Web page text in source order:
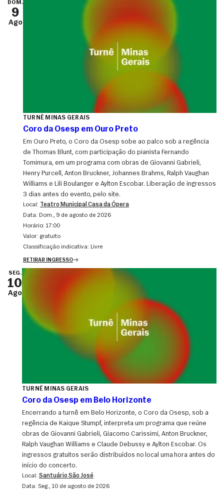
DOM.
9
Ago
TURNÊ MINAS GERAIS
Coro da Osesp em Ouro Preto
Em Ouro Preto, o Coro da Osesp sobe ao palco sob a regência
de Thomas Blunt, com participação do pianista Fernando
Tomimura, em um programa com obras de Giovanni Gabrieli,
Henry Purcell, Anton Bruckner, Johannes Brahms, Ralph Vaughan
Williams e Lili Boulanger e Aylton Escobar. Liberação de ingressos
3 dias antes do evento, pelo site.
Local:
Teatro Municipal Casa da Ópera
Data:
dom., 9 de agosto de 2026
Horário: 17:00
Valor: gratuito
Classificação indicativa: Livre
RETIRAR INGRESSO
SEG.
10
Ago
TURNÊ MINAS GERAIS
Coro da Osesp em Belo Horizonte
Encerrando a turnê em Belo Horizonte, o Coro da Osesp, sob a
regência de Kaique Stumpf, interpreta um programa que reúne
obras de Giovanni Gabrieli, Giacomo Carissimi, Anton Bruckner,
Ralph Vaughan Williams e Claude Debussy e Aylton Escobar. Os
ingressos gratuitos serão distribuídos no local uma hora antes do
início do concerto.
Local: Santuário São José
Data:
seg., 10 de agosto de 2026